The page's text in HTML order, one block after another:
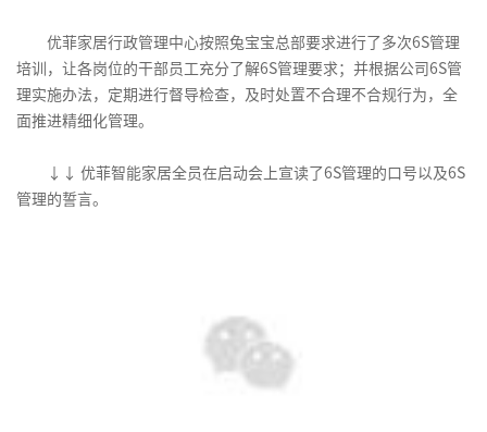
优菲家居行政管理中心按照兔宝宝总部要求进行了多次6S管理
培训，让各岗位的干部员工充分了解6S管理要求；并根据公司6S管
理实施办法，定期进行督导检查，及时处置不合理不合规行为，全
面推进精细化管理。
↓ ↓ 优菲智能家居全员在启动会上宣读了6S管理的口号以及6S
管理的誓言。